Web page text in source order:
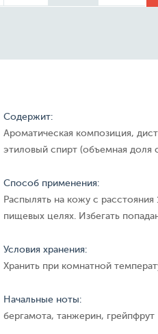
Содержит:
Ароматическая композиция,
этиловый спирт (объемная доля
Способ применения:
Распылять на кожу с
пищевых целях. Избегать
Условия хранения:
Хранить при комнатной
Начальные ноты:
бергамота, танжерин, грейпфрут